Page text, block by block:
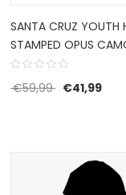
SANTA CRUZ YOUTH
STAMPED OPUS
€59,99 €41,99